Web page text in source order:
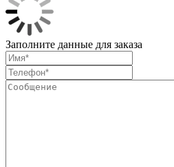
Заполните данные для заказа